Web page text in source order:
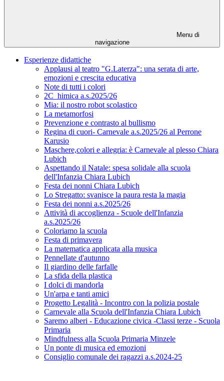
Menu di
navigazione
Esperienze didattiche
Applausi al teatro "G.Laterza": una serata di arte,
emozioni e crescita educativa
Note di tutti i colori
2C_himica a.s.2025/26
Mia: il nostro robot scolastico
La metamorfosi
Prevenzione e contrasto al bullismo
Regina di cuori- Carnevale a.s.2025/26 al Perrone
Karusio
Maschere,colori e allegria: è Carnevale al plesso Chiara
Lubich
Aspettando il Natale: spesa solidale alla scuola
dell'Infanzia Chiara Lubich
Festa dei nonni Chiara Lubich
Lo Stregatto: svanisce la paura resta la magia
Festa dei nonni a.s.2025/26
Attività di accoglienza - Scuole dell'Infanzia
a.s.2025/26
Coloriamo la scuola
Festa di primavera
La matematica applicata alla musica
Pennellate d'autunno
Il giardino delle farfalle
La sfida della plastica
I dolci di mandorla
Un'arpa e tanti amici
Progetto Legalità - Incontro con la polizia postale
Carnevale alla Scuola dell'Infanzia Chiara Lubich
Saremo alberi - Educazione civica -Classi terze - Scuola
Primaria
Mindfulness alla Scuola Primaria Minzele
Un ponte di musica ed emozioni
Consiglio comunale dei ragazzi a.s.2024-25